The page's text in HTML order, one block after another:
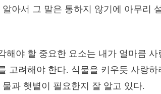
아서 그 말은 통하지 않기에 아무리
해야 할 중요한 요소는 내가 얼마큼
고려해야 한다. 식물을 키우듯 사랑
과 햇볕이 필요한지 잘 알고 있다.